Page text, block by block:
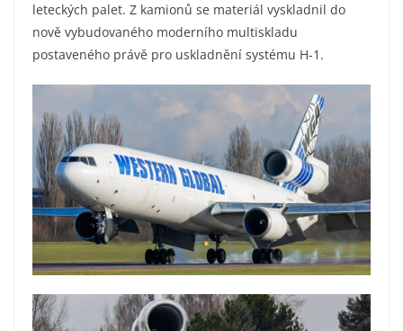
leteckých palet. Z kamionů se materiál vyskladnil do
nově vybudovaného moderního multiskladu
postaveného právě pro uskladnění systému H-1.